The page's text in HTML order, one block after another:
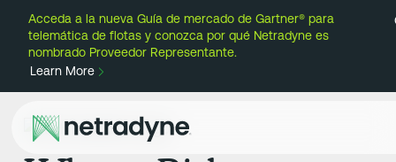
Acceda a la nueva Guía de mercado de Gartner® para
telemática de flotas y conozca por qué Netradyne es
nombrado Proveedor Representante.
Learn More